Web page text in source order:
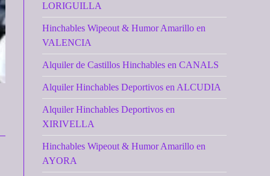
LORIGUILLA
Hinchables Wipeout & Humor Amarillo en
VALENCIA
Alquiler de Castillos Hinchables en CANALS
Alquiler Hinchables Deportivos en ALCUDIA
Alquiler Hinchables Deportivos en
XIRIVELLA
Hinchables Wipeout & Humor Amarillo en
AYORA